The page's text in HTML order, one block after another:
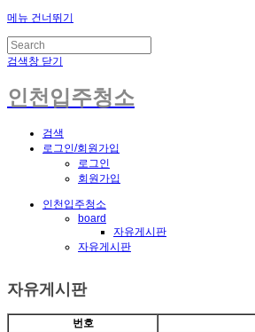
메뉴 건너뛰기
검색창 닫기
인천입주청소
검색
로그인/회원가입
로그인
회원가입
인천입주청소
board
자유게시판
자유게시판
자유게시판
번호